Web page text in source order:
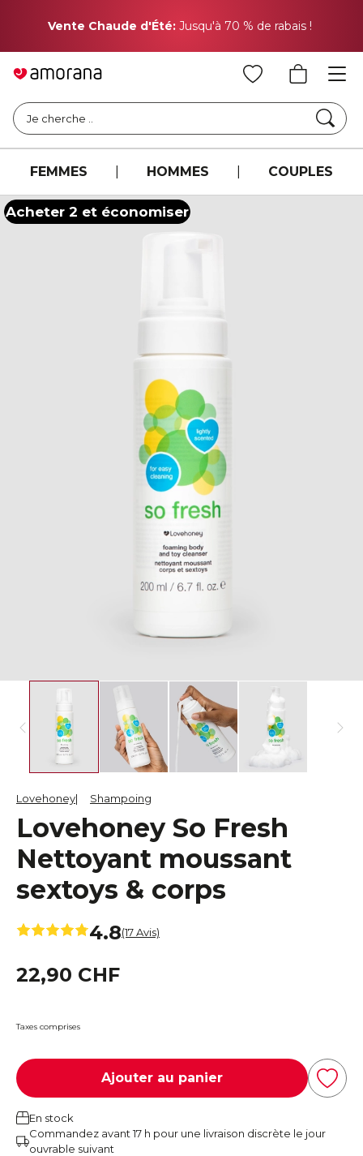
Vente Chaude d'Été: Jusqu'à 70 % de rabais !
Je cherche ..
FEMMES HOMMES COUPLES
Acheter 2 et économiser
Lovehoney Shampoing
Lovehoney So Fresh
Nettoyant moussant
sextoys & corps
4.8(17 Avis)
22,90 CHF
Taxes comprises
Ajouter au panier
En stock
Commandez avant 17 h pour une livraison discrète le jour
ouvrable suivant